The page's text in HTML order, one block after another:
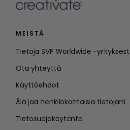
MEISTÄ
Tietoja SVP Worldwide -
Ota yhteyttä
Käyttöehdot
Älä jaa henkilökohtaisia tietojani
Tietosuojakäytäntö